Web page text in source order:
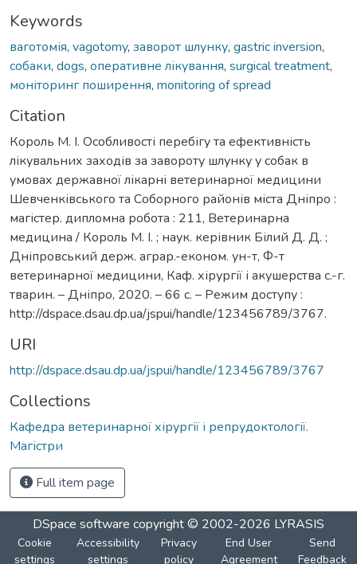
Keywords
ваготомія, vagotomy, заворот шлунку, gastric inversion,
собаки, dogs, оперативне лікування, surgical treatment,
моніторинг поширення, monitoring of spread
Citation
Король М. І. Особливості перебігу та ефективність
лікувальних заходів за завороту шлунку у собак в
умовах державної лікарні ветеринарної медицини
Шевченківського та Соборного районів міста Дніпро :
магістер. дипломна робота : 211, Ветеринарна
медицина / Король М. І. ; наук. керівник Білий Д. Д. ;
Дніпровський держ. аграр.-економ. ун-т, Ф-т
ветеринарної медицини, Каф. хірургії і акушерства с.-г.
тварин. – Дніпро, 2020. – 66 с. – Режим доступу :
http://dspace.dsau.dp.ua/jspui/handle/123456789/3767.
URI
http://dspace.dsau.dp.ua/jspui/handle/123456789/3767
Collections
Кафедра ветеринарної хірургії і репрудоктології.
Магістри
Full item page
DSpace software copyright © 2002-2026 LYRASIS
Cookie
settings
Accessibility
settings
Privacy
policy
End User
Agreement
Send
Feedback